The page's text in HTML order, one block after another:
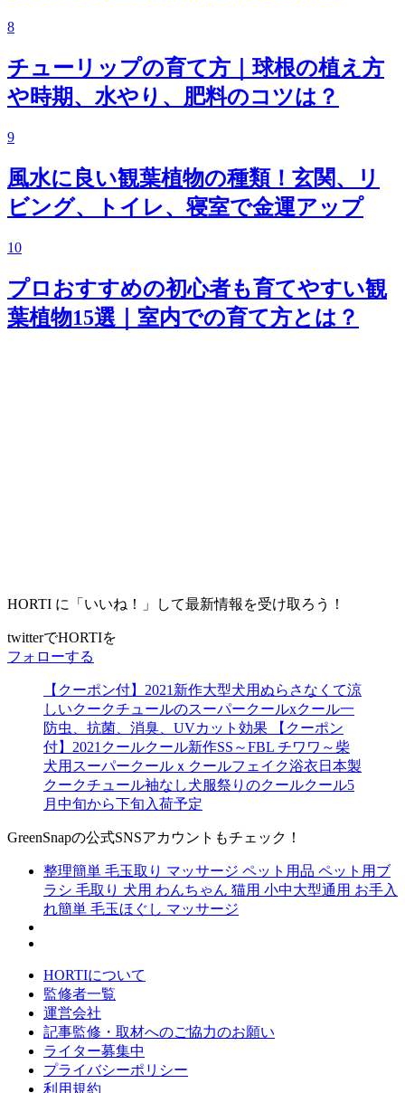
8
チューリップの育て方｜球根の植え方
や時期、水やり、肥料のコツは？
9
風水に良い観葉植物の種類！玄関、リ
ビング、トイレ、寝室で金運アップ
10
プロおすすめの初心者も育てやすい観
葉植物15選｜室内での育て方とは？
HORTI に「いいね！」して最新情報を受け取ろう！
twitterでHORTIを
フォローする
【クーポン付】2021新作大型犬用ぬらさなくて涼
しいクークチュールのスーパークールxクール一
防虫、抗菌、消臭、UVカット効果 【クーポン
付】2021クールクール新作SS～FBL チワワ～柴
犬用スーパークールｘクールフェイク浴衣日本製
クークチュール袖なし犬服祭りのクールクール5
月中旬から下旬入荷予定
GreenSnapの公式SNSアカウントもチェック！
整理簡単 毛玉取り マッサージ ペット用品 ペット用ブ
ラシ 毛取り 犬用 わんちゃん 猫用 小中大型通用 お手入
れ簡単 毛玉ほぐし マッサージ
HORTIについて
監修者一覧
運営会社
記事監修・取材へのご協力のお願い
ライター募集中
プライバシーポリシー
利用規約